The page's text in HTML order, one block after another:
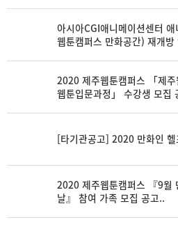
아시아CGI애니메이션센터
웹툰캠퍼스 만화공간) 재개방
2020 제주웹툰캠퍼스 「제주
웹툰입문과정」 수강생 모집
[타기관공고] 2020 만화인 헬
2020 제주웹툰캠퍼스 『9월
날』 참여 가족 모집 공고..